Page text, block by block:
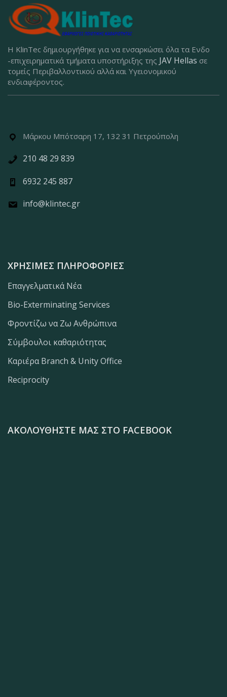
Η KlinTec δημιουργήθηκε για να ενσαρκώσει όλα τα Ενδο
-επιχειρηματικά τμήματα υποστήριξης της JAV Hellas σε
τομείς Περιβαλλοντικού αλλά και Υγειονομικού
ενδιαφέροντος.
Μάρκου Μπότσαρη 17, 132 31 Πετρούπολη
210 48 29 839
6932 245 887
info@klintec.gr
ΧΡΉΣΙΜΕΣ ΠΛΗΡΟΦΟΡΊΕΣ
Επαγγελματικά Νέα
Bio-Exterminating Services
Φροντίζω να Ζω Ανθρώπινα
Σύμβουλοι καθαριότητας
Καριέρα Branch & Unity Office
Reciprocity
ΑΚΟΛΟΥΘΉΣΤΕ ΜΑΣ ΣΤΟ FACEBOOK